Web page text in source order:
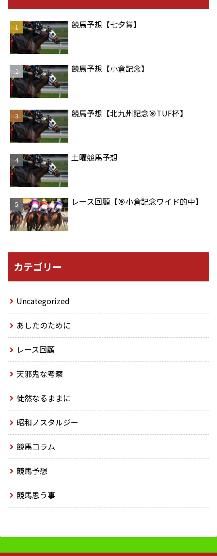
競馬予想【七夕賞】
競馬予想【小倉記念】
競馬予想【北九州記念🎯TUF杯】
土曜競馬予想
レース回顧【🎯小倉記念ワイド的中】
カテゴリー
Uncategorized
あしたのために
レース回顧
天邪鬼な考察
徒然なるままに
昭和ノスタルジー
競馬コラム
競馬予想
競馬思う事